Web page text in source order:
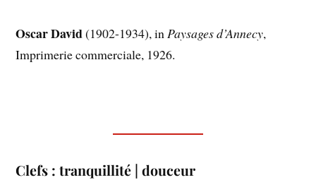
Oscar David(1902-1934), inPaysages d’Annecy,
Imprimerie commerciale, 1926.
Clefs : tranquillité | douceur